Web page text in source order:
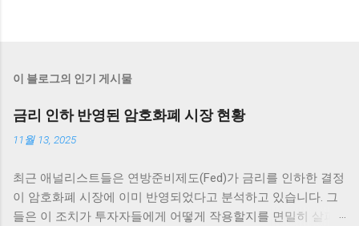
이 블로그의 인기 게시물
금리 인하 반영된 암호화폐 시장 현황
11월 13, 2025
최근 애널리스트들은 연방준비제도(Fed)가 금리를 인하한 결정
이 암호화폐 시장에 이미 반영되었다고 분석하고 있습니다. 그
들은 이 조치가 투자자들에게 어떻게 작용할지를 면밀히 살펴